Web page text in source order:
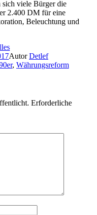
sich viele Bürger die
2.400 DM für eine
Beleuchtung und
AutorDetlef
, Währungsreform
Erforderliche